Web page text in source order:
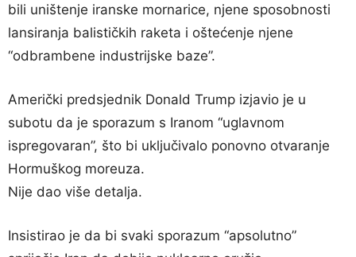
bili uništenje iranske mornarice, njene sposobnosti
lansiranja balističkih raketa i oštećenje njene
“odbrambene industrijske baze”.
Američki predsjednik Donald Trump izjavio je u
subotu da je sporazum s Iranom “uglavnom
ispregovaran”, što bi uključivalo ponovno otvaranje
Hormuškog moreuza.
Nije dao više detalja.
Insistirao je da bi svaki sporazum “apsolutno”